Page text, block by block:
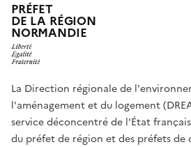
PRÉFET
DE LA RÉGION
NORMANDIE
La Direction régionale de
l'aménagement et du logement
service déconcentré de l'État
du préfet de région et des préfets